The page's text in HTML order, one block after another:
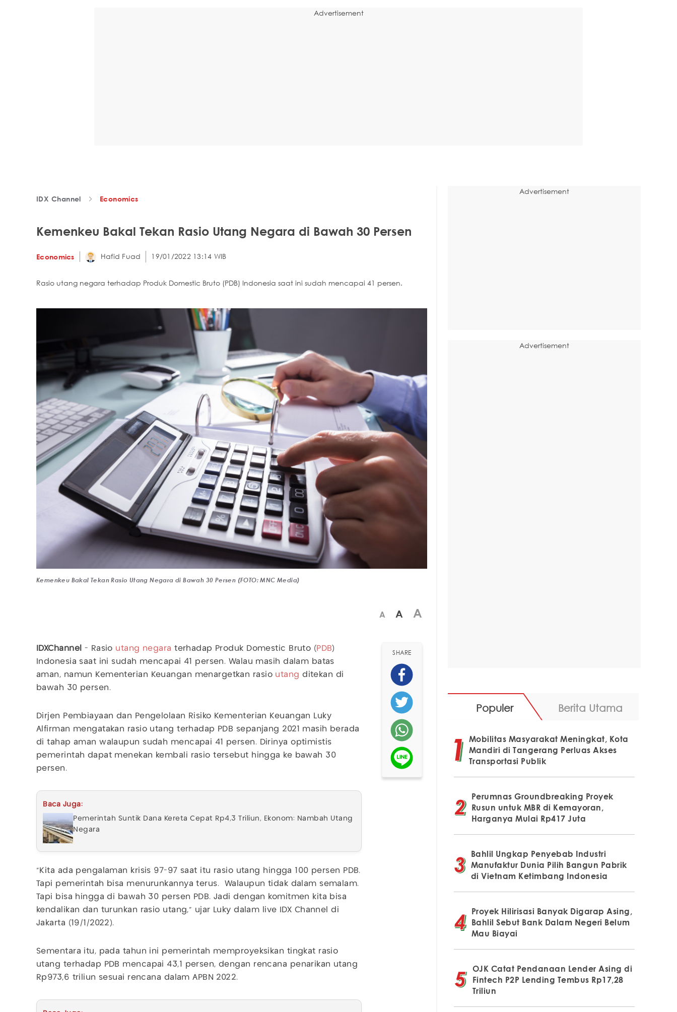
Advertisement
IDX Channel Economics
Kemenkeu Bakal Tekan Rasio Utang Negara di Bawah 30 Persen
Economics Hafid Fuad 19/01/2022 13:14 WIB
Rasio utang negara terhadap Produk Domestic Bruto (PDB) Indonesia saat ini sudah mencapai 41 persen.
Kemenkeu Bakal Tekan Rasio Utang Negara di Bawah 30 Persen (FOTO: MNC Media)
A A A
IDXChannel - Rasio utang negara terhadap Produk Domestic Bruto ( PDB)
Indonesia saat ini sudah mencapai 41 persen. Walau masih dalam batas
aman, namun Kementerian Keuangan menargetkan rasio utang ditekan di
bawah 30 persen.
Dirjen Pembiayaan dan Pengelolaan Risiko Kementerian Keuangan Luky
Alfirman mengatakan rasio utang terhadap PDB sepanjang 2021 masih berada
di tahap aman walaupun sudah mencapai 41 persen. Dirinya optimistis
pemerintah dapat menekan kembali rasio tersebut hingga ke bawah 30
persen.
Baca Juga:
Pemerintah Suntik Dana Kereta Cepat Rp4,3 Triliun, Ekonom: Nambah Utang
Negara
"Kita ada pengalaman krisis 97-97 saat itu rasio utang hingga 100 persen PDB.
Tapi pemerintah bisa menurunkannya terus. Walaupun tidak dalam semalam.
Tapi bisa hingga di bawah 30 persen PDB. Jadi dengan komitmen kita bisa
kendalikan dan turunkan rasio utang," ujar Luky dalam live IDX Channel di
Jakarta (19/1/2022).
Sementara itu, pada tahun ini pemerintah memproyeksikan tingkat rasio
utang terhadap PDB mencapai 43,1 persen, dengan rencana penarikan utang
Rp973,6 triliun sesuai rencana dalam APBN 2022.
SHARE
Advertisement
Advertisement
Populer Berita Utama
Mobilitas Masyarakat Meningkat, Kota
Mandiri di Tangerang Perluas Akses
Transportasi Publik
Perumnas Groundbreaking Proyek
Rusun untuk MBR di Kemayoran,
Harganya Mulai Rp417 Juta
Bahlil Ungkap Penyebab Industri
Manufaktur Dunia Pilih Bangun Pabrik
di Vietnam Ketimbang Indonesia
Proyek Hilirisasi Banyak Digarap Asing,
Bahlil Sebut Bank Dalam Negeri Belum
Mau Biayai
OJK Catat Pendanaan Lender Asing di
Fintech P2P Lending Tembus Rp17,28
Triliun